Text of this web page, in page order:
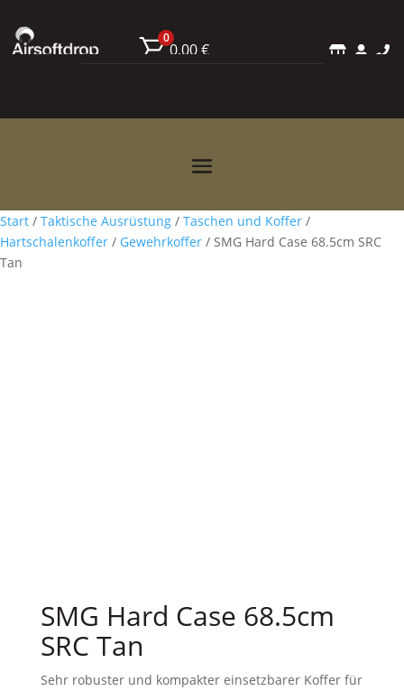
0
0,00€   
Start / Taktische Ausrüstung / Taschen und Koffer /
Hartschalenkoffer / Gewehrkoffer / SMG Hard Case 68.5cm SRC
Tan
SMG Hard Case 68.5cm
SRC Tan
Sehr robuster und kompakter einsetzbarer Koffer für